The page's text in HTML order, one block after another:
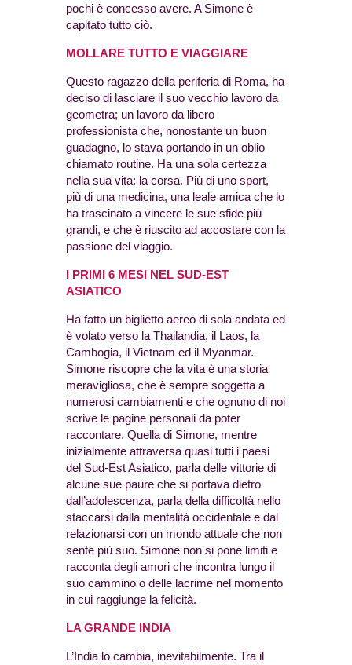
pochi è concesso avere. A Simone è
capitato tutto ciò.
MOLLARE TUTTO E VIAGGIARE
Questo ragazzo della periferia di Roma, ha
deciso di lasciare il suo vecchio lavoro da
geometra; un lavoro da libero
professionista che, nonostante un buon
guadagno, lo stava portando in un oblio
chiamato routine. Ha una sola certezza
nella sua vita: la corsa. Più di uno sport,
più di una medicina, una leale amica che lo
ha trascinato a vincere le sue sfide più
grandi, e che è riuscito ad accostare con la
passione del viaggio.
I PRIMI 6 MESI NEL SUD-EST
ASIATICO
Ha fatto un biglietto aereo di sola andata ed
è volato verso la Thailandia, il Laos, la
Cambogia, il Vietnam ed il Myanmar.
Simone riscopre che la vita è una storia
meravigliosa, che è sempre soggetta a
numerosi cambiamenti e che ognuno di noi
scrive le pagine personali da poter
raccontare. Quella di Simone, mentre
inizialmente attraversa quasi tutti i paesi
del Sud-Est Asiatico, parla delle vittorie di
alcune sue paure che si portava dietro
dall’adolescenza, parla della difficoltà nello
staccarsi dalla mentalità occidentale e dal
relazionarsi con un mondo attuale che non
sente più suo. Simone non si pone limiti e
racconta degli amori che incontra lungo il
suo cammino o delle lacrime nel momento
in cui raggiunge la felicità.
LA GRANDE INDIA
L’India lo cambia, inevitabilmente. Tra il